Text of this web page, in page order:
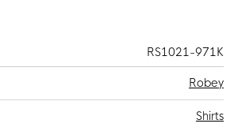
RS1021-971K
Robey
Shirts